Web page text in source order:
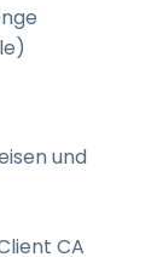
und
CA